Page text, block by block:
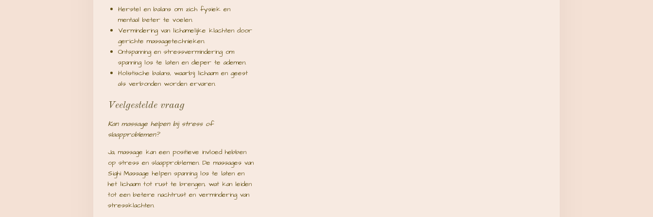
Herstel en balans om zich fysiek en
mentaal beter te voelen.
Vermindering van lichamelijke klachten door
gerichte massagetechnieken.
Ontspanning en stressvermindering om
spanning los te laten en dieper te ademen.
Holistische balans, waarbij lichaam en geest
als verbonden worden ervaren.
Veelgestelde vraag
Kan massage helpen bij stress of
slaapproblemen?
Ja, massage kan een positieve invloed hebben
op stress en slaapproblemen. De massages van
Sighi Massage helpen spanning los te laten en
het lichaam tot rust te brengen, wat kan leiden
tot een betere nachtrust en vermindering van
stressklachten.